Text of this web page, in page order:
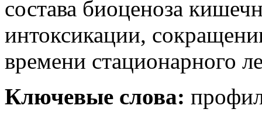
состава биоценоза
интоксикации,
времени стационарного
Ключевые слова: